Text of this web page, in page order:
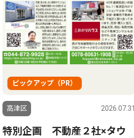
ピックアップ（PR）
高津区 2026.07.31
特別企画 不動産２社×タウ